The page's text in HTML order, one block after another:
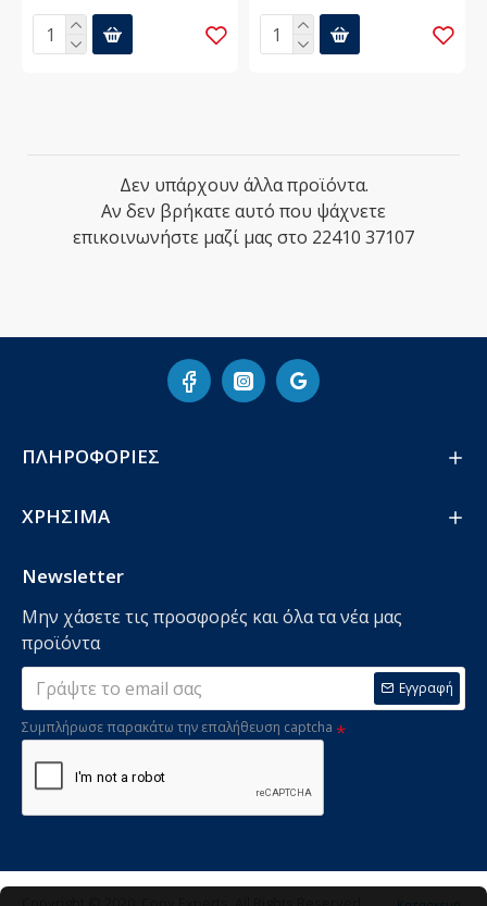
Δεν υπάρχουν άλλα προϊόντα.
Αν δεν βρήκατε αυτό που ψάχνετε
επικοινωνήστε μαζί μας στο 22410 37107
ΠΛΗΡΟΦΟΡΙΕΣ
ΧΡΗΣΙΜΑ
Newsletter
Μην χάσετε τις προσφορές και όλα τα νέα μας
προϊόντα
Εγγραφή
Συμπλήρωσε παρακάτω την επαλήθευση captcha